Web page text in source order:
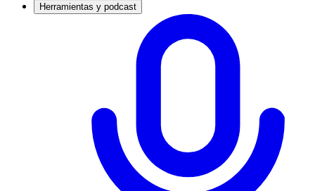
Herramientas y podcast